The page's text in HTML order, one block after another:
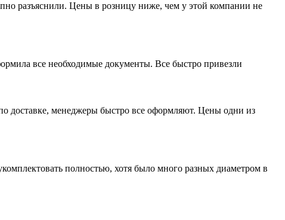
разъяснили. Цены в розницу ниже, чем у этой компании не
все необходимые документы. Все быстро привезли
доставке, менеджеры быстро все оформляют. Цены одни из
полностью, хотя было много разных диаметром в